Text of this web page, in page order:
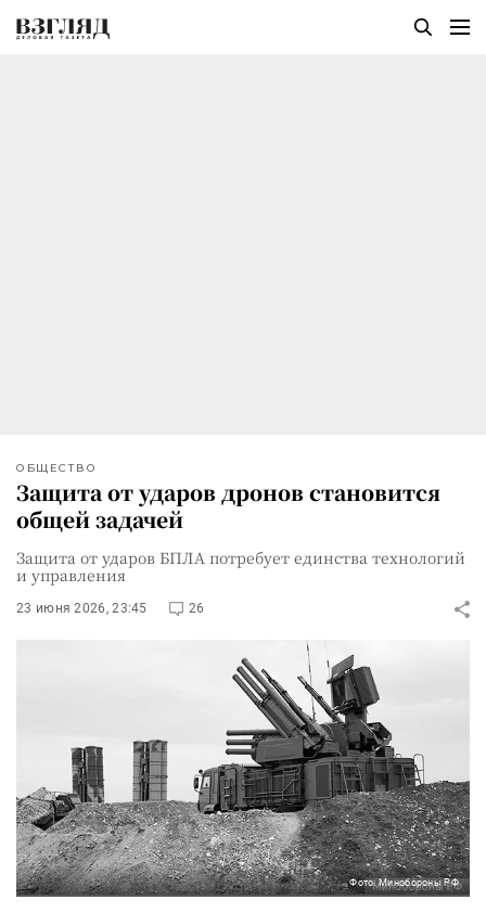
ОБЩЕСТВО
Защита от ударов дронов становится
общей задачей
Защита от ударов БПЛА потребует единства технологий
и управления
23 июня 2026, 23:45 26
Фото: Минобороны РФ